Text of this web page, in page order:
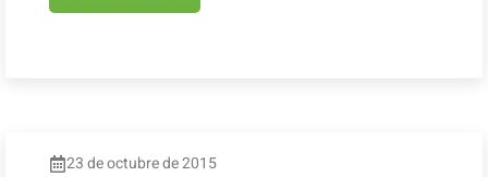
23 de octubre de 2015